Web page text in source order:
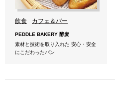
飲食 カフェ＆バー
PEDDLE BAKERY 酵麦
素材と技術を取り入れた 安心・安全
にこだわったパン